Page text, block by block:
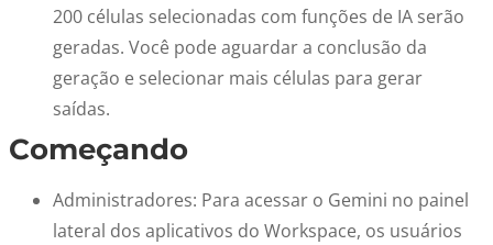
200 células selecionadas com funções de IA serão
geradas. Você pode aguardar a conclusão da
geração e selecionar mais células para gerar
saídas.
Começando
Administradores: Para acessar o Gemini no painel
lateral dos aplicativos do Workspace, os usuários